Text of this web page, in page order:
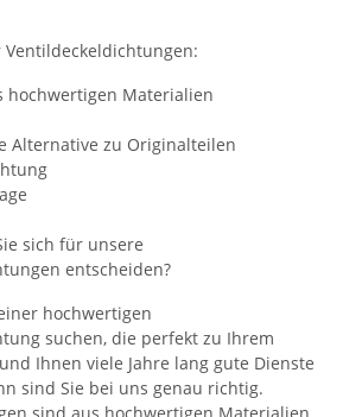
hochwertigen Materialien
Alternative zu Originalteilen
sich für unsere
entscheiden?
hochwertigen
suchen, die perfekt zu Ihrem
Ihnen viele Jahre lang gute Dienste
sind Sie bei uns genau richtig.